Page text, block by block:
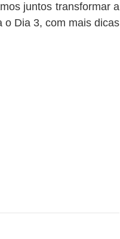
juntos transformar a
o Dia 3, com mais dicas